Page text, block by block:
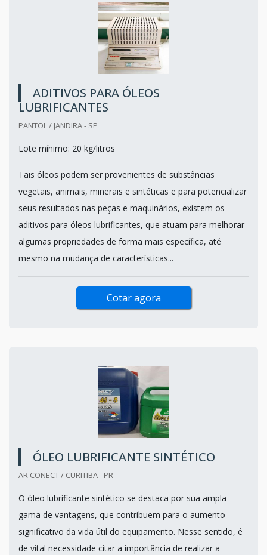
ADITIVOS PARA ÓLEOS
LUBRIFICANTES
PANTOL / JANDIRA - SP
Lote mínimo: 20 kg/litros
Tais óleos podem ser provenientes de substâncias
vegetais, animais, minerais e sintéticas e para potencializar
seus resultados nas peças e maquinários, existem os
aditivos para óleos lubrificantes, que atuam para melhorar
algumas propriedades de forma mais específica, até
mesmo na mudança de características...
Cotar agora
ÓLEO LUBRIFICANTE SINTÉTICO
AR CONECT / CURITIBA - PR
O óleo lubrificante sintético se destaca por sua ampla
gama de vantagens, que contribuem para o aumento
significativo da vida útil do equipamento. Nesse sentido, é
de vital necessidade citar a importância de realizar a